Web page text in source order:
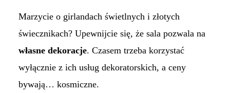
Marzycie o girlandach świetlnych i złotych
świecznikach? Upewnijcie się, że sala pozwala na
własne dekoracje. Czasem trzeba korzystać
wyłącznie z ich usług dekoratorskich, a ceny
bywają… kosmiczne.